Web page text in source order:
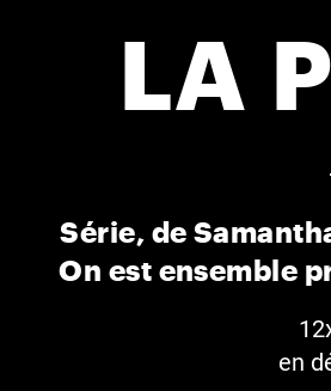
LA
Série, de
On est ensemble
en